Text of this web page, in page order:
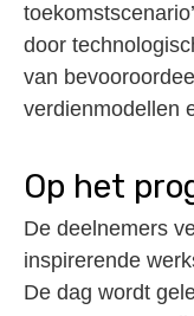
door
van
verdienmodellen
Op het
De deelnemers
inspirerende
De dag wordt